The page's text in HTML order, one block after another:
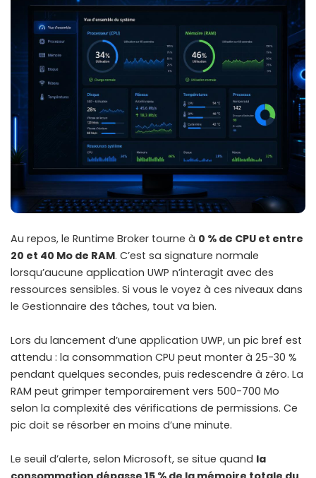
Au repos, le Runtime Broker tourne à 0 % de CPU et entre
20 et 40 Mo de RAM. C’est sa signature normale
lorsqu’aucune application UWP n’interagit avec des
ressources sensibles. Si vous le voyez à ces niveaux dans
le Gestionnaire des tâches, tout va bien.
Lors du lancement d’une application UWP, un pic bref est
attendu : la consommation CPU peut monter à 25-30 %
pendant quelques secondes, puis redescendre à zéro. La
RAM peut grimper temporairement vers 500-700 Mo
selon la complexité des vérifications de permissions. Ce
pic doit se résorber en moins d’une minute.
Le seuil d’alerte, selon Microsoft, se situe quand la